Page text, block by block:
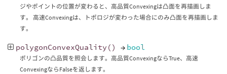
ジやポイントの位置が変わると、高品質Convexingは凸面を再描画しま
す。 高速Convexingは、トポロジが変わった場合にのみ凸面を再描画しま
す。
polygonConvexQuality () → bool
ポリゴンの凸品質を照会します。高品質ConvexingならTrue、高速
ConvexingならFalseを返します。